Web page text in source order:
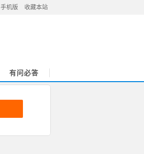
手机版 收藏本站
有问必答